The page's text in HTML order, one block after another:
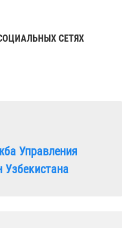
СЕТЯХ
Управления
Узбекистана